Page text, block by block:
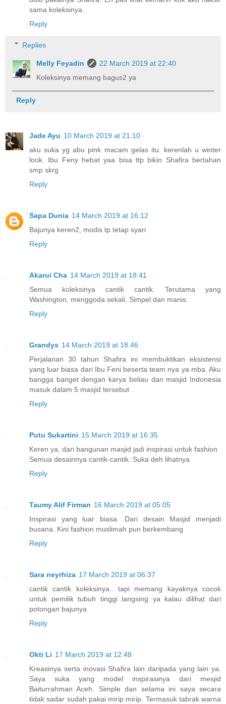
sama koleksinya.
Reply
Replies
Melly Feyadin
22 March 2019 at 22:40
Koleksinya memang bagus2 ya
Reply
Jade Ayu 10 March 2019 at 21:10
aku suka yg abu pink macam gelas itu. kerenlah u winter
look. Ibu Feny hebat yaa bisa ttp bikin Shafira bertahan
smp skrg
Reply
Sapa Dunia 14 March 2019 at 16:12
Bajunya keren2, modis tp tetap syari
Reply
Akarui Cha 14 March 2019 at 18:41
Semua koleksinya cantik cantik. Terutama yang
Washington, menggoda sekali. Simpel dan manis.
Reply
Grandys 14 March 2019 at 18:46
Perjalanan 30 tahun Shafira ini membuktikan eksistensi
yang luar biasa dari Ibu Feni beserta team nya ya mba. Aku
bangga banget dengan karya beliau dan masjid Indonesia
masuk dalam 5 masjid tersebut
Reply
Putu Sukartini 15 March 2019 at 16:35
Keren ya, dari bangunan masjid jadi inspirasi untuk fashion
Semua desainnya cantik-cantik. Suka deh lihatnya
Reply
Taumy Alif Firman 16 March 2019 at 05:05
Inspirasi yang luar biasa. Dari desain Masjid menjadi
busana. Kini fashion muslimah pun berkembang
Reply
Sara neyrhiza 17 March 2019 at 06:37
cantik cantik koleksinya.. tapi memang kayaknya cocok
untuk pemilik tubuh tinggi langsing ya kalau dilihat dari
potongan bajunya
Reply
Okti Li 17 March 2019 at 12:48
Kreasinya serta inovasi Shafira lain daripada yang lain ya.
Saya suka yang model inspirasinya dari mesjid
Baiturrahman Aceh. Simple dan selama ini saya secara
tidak sadar sudah pakai mirip mirip. Termasuk tabrak warna